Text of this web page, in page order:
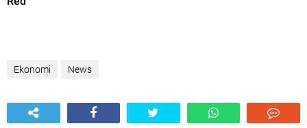
Ekonomi News